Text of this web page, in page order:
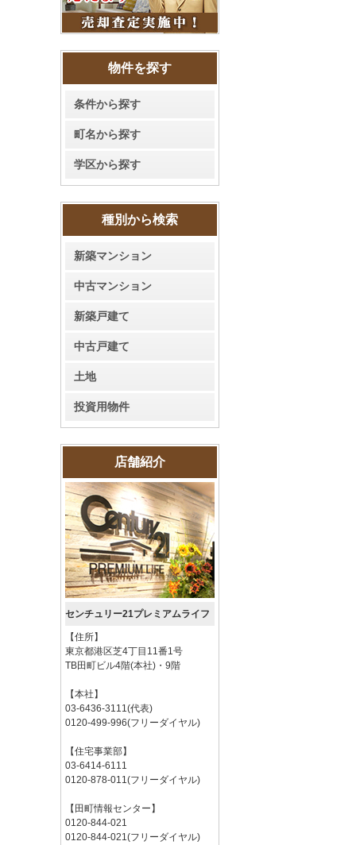
物件を探す
条件から探す
町名から探す
学区から探す
種別から検索
新築マンション
中古マンション
新築戸建て
中古戸建て
土地
投資用物件
店舗紹介
センチュリー21プレミアムライフ
【住所】
東京都港区芝4丁目11番1号
TB田町ビル4階(本社)・9階
【本社】
03-6436-3111(代表)
0120-499-996(フリーダイヤル)
【住宅事業部】
03-6414-6111
0120-878-011(フリーダイヤル)
【田町情報センター】
0120-844-021
0120-844-021(フリーダイヤル)